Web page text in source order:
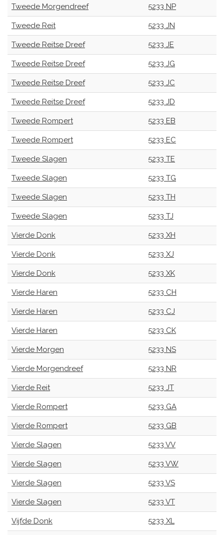
Tweede Morgendreef 5233 NP
Tweede Reit 5233 JN
Tweede Reitse Dreef 5233 JE
Tweede Reitse Dreef 5233 JG
Tweede Reitse Dreef 5233 JC
Tweede Reitse Dreef 5233 JD
Tweede Rompert 5233 EB
Tweede Rompert 5233 EC
Tweede Slagen 5233 TE
Tweede Slagen 5233 TG
Tweede Slagen 5233 TH
Tweede Slagen 5233 TJ
Vierde Donk 5233 XH
Vierde Donk 5233 XJ
Vierde Donk 5233 XK
Vierde Haren 5233 CH
Vierde Haren 5233 CJ
Vierde Haren 5233 CK
Vierde Morgen 5233 NS
Vierde Morgendreef 5233 NR
Vierde Reit 5233 JT
Vierde Rompert 5233 GA
Vierde Rompert 5233 GB
Vierde Slagen 5233 VV
Vierde Slagen 5233 VW
Vierde Slagen 5233 VS
Vierde Slagen 5233 VT
Vijfde Donk 5233 XL